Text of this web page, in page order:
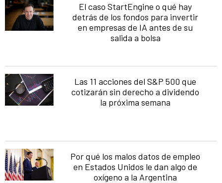
El caso StartEngine o qué hay
detrás de los fondos para invertir
en empresas de IA antes de su
salida a bolsa
Las 11 acciones del S&P 500 que
cotizarán sin derecho a dividendo
la próxima semana
Por qué los malos datos de empleo
en Estados Unidos le dan algo de
oxígeno a la Argentina